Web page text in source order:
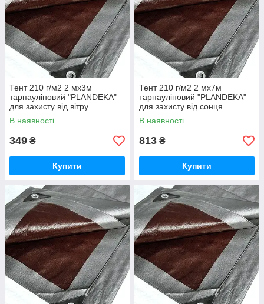
Тент 210 г/м2 2 мх3м
тарпауліновий "PLANDEKA"
для захисту від вітру
В наявності
349 ₴
Купити
Тент 210 г/м2 2 мх7м
тарпауліновий "PLANDEKA"
для захисту від сонця
В наявності
813 ₴
Купити